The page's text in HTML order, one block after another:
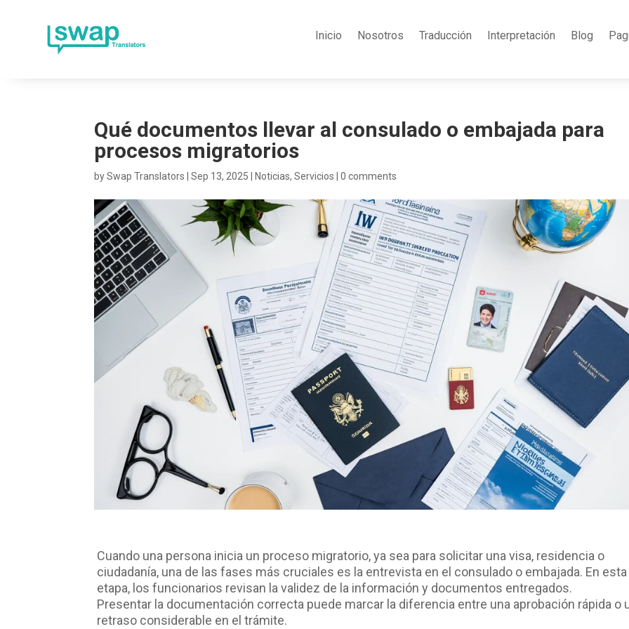
Inicio Nosotros Traducción Interpretación Blog
Qué documentos llevar al consulado o embajada para
procesos migratorios
bySwap Translators |Sep 13, 2025 Noticias,Servicios |0 comments
Cuando una persona inicia un proceso migratorio, ya sea para solicitar una visa, residencia o
ciudadanía, una de las fases más cruciales es la entrevista en el consulado o embajada. En esta
etapa, los funcionarios revisan la validez de la información y documentos entregados.
Presentar la documentación correcta puede marcar la diferencia entre una aprobación rápida o
retraso considerable en el trámite.